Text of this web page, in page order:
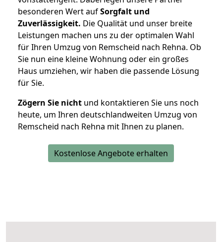
besonderen Wert aufSorgfalt und
Zuverlässigkeit. Die Qualität und unser breite
Leistungen machen uns zu der optimalen Wahl
für Ihren Umzug von Remscheid nach Rehna. Ob
Sie nun eine kleine Wohnung oder ein großes
Haus umziehen, wir haben die passende Lösung
für Sie.
Zögern Sie nicht und kontaktieren Sie uns noch
heute, um Ihren deutschlandweiten Umzug von
Remscheid nach Rehna mit Ihnen zu planen.
Kostenlose Angebote erhalten